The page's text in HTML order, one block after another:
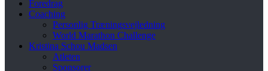
Foredrag
Coaching
Personlig Træningsvejledning
World Marathon Challenge
Kristina Schou Madsen
Atleten
Sponsorer